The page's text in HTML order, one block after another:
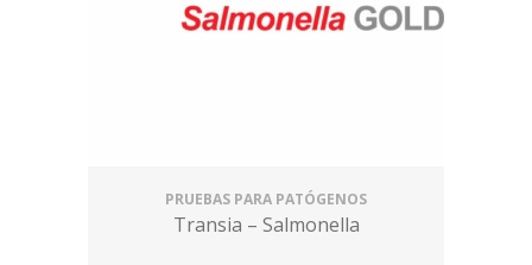
PRUEBAS PARA PATÓGENOS
Transia – Salmonella